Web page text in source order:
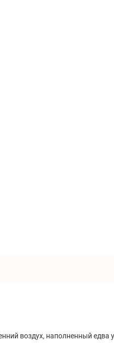
воздух, наполненный